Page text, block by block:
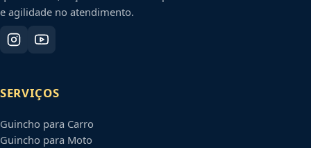
e agilidade no atendimento.
SERVIÇOS
Guincho para Carro
Guincho para Moto